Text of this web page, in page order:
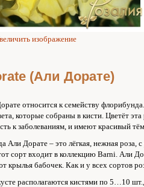
изображение
(Али Дорате)
относится к семейству
которые собраны в кисти. Цветёт
к заболеваниям, и имеют красивый
Али Дорате – это лёгкая, нежная роза,
сорт входит в коллекцию Barni. Али
крылья бабочек. Как и у всех сортов
располагаются кистями по 5…10